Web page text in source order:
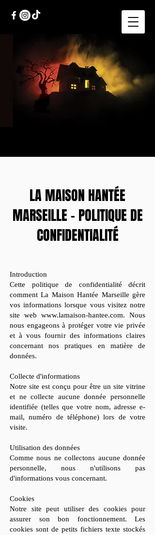
LA MAISON HANTÉE
MARSEILLE - POLITIQUE DE
CONFIDENTIALITÉ
Introduction
Cette politique de confidentialité décrit
comment La Maison Hantée Marseille gère
vos informations lorsque vous visitez notre
site web www.lamaison-hantee.com. Nous
nous engageons à protéger votre vie privée
et à vous fournir des informations claires
concernant nos pratiques en matière de
données.
Collecte d'informations
Notre site est conçu pour être un site vitrine
et ne collecte aucune donnée personnelle
identifiée (telles que votre nom, adresse e-
mail, numéro de téléphone) lors de votre
visite.
Utilisation des données
Comme nous ne collectons aucune donnée
personnelle, nous n'utilisons pas
d'informations vous concernant.
Cookies
Notre site peut utiliser des cookies pour
assurer son bon fonctionnement. Les
cookies sont de petits fichiers texte stockés